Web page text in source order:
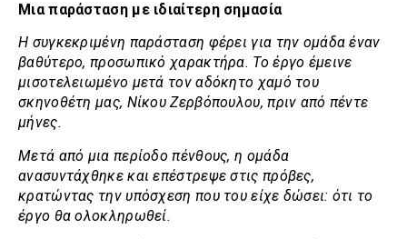
Μια παράσταση με ιδιαίτερη σημασία
Η συγκεκριμένη παράσταση φέρει για την ομάδα έναν
βαθύτερο, προσωπικό χαρακτήρα. Το έργο έμεινε
μισοτελειωμένο μετά τον αδόκητο χαμό του
σκηνοθέτη μας, Νίκου Ζερβόπουλου, πριν από πέντε
μήνες.
Μετά από μια περίοδο πένθους, η ομάδα
ανασυντάχθηκε και επέστρεψε στις πρόβες,
κρατώντας την υπόσχεση που του είχε δώσει: ότι το
έργο θα ολοκληρωθεί.